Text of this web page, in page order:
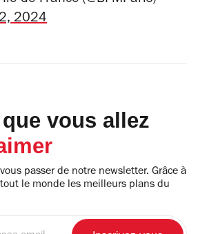
2024
vous allez
passer de notre newsletter. Grâce à
le monde les meilleurs plans du